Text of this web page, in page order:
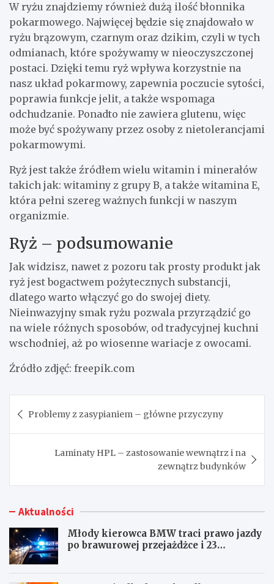
W ryżu znajdziemy również dużą ilość błonnika
pokarmowego. Najwięcej będzie się znajdowało w
ryżu brązowym, czarnym oraz dzikim, czyli w tych
odmianach, które spożywamy w nieoczyszczonej
postaci. Dzięki temu ryż wpływa korzystnie na
nasz układ pokarmowy, zapewnia poczucie sytości,
poprawia funkcje jelit, a także wspomaga
odchudzanie. Ponadto nie zawiera glutenu, więc
może być spożywany przez osoby z nietolerancjami
pokarmowymi.
Ryż jest także źródłem wielu witamin i minerałów
takich jak: witaminy z grupy B, a także witamina E,
która pełni szereg ważnych funkcji w naszym
organizmie.
Ryż – podsumowanie
Jak widzisz, nawet z pozoru tak prosty produkt jak
ryż jest bogactwem pożytecznych substancji,
dlatego warto włączyć go do swojej diety.
Nieinwazyjny smak ryżu pozwala przyrządzić go
na wiele różnych sposobów, od tradycyjnej kuchni
wschodniej, aż po wiosenne wariacje z owocami.
Źródło zdjęć: freepik.com
wpisu
Problemy z zasypianiem – główne przyczyny
Laminaty HPL – zastosowanie wewnątrz i na
zewnątrz budynków
Aktualności
Młody kierowca BMW traci prawo jazdy
po brawurowej przejażdżce i 23